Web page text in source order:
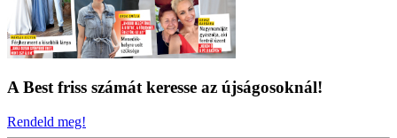
A Best friss számát keresse az újságosoknál!
Rendeld meg!